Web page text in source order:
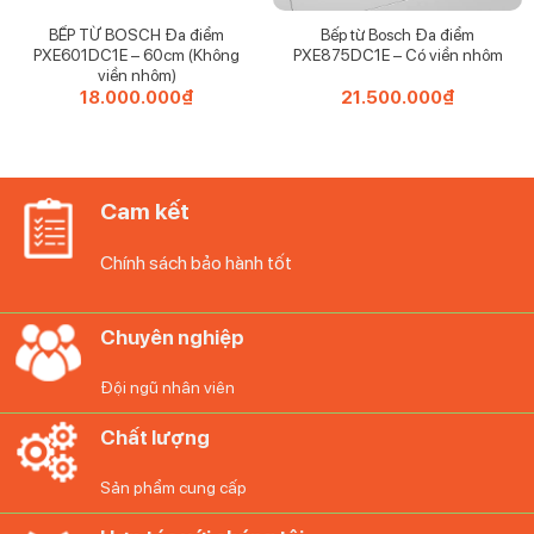
BẾP TỪ BOSCH Đa điểm
PXE601DC1E – 60cm (Không
viền nhôm)
18.000.000₫
Bếp từ Bosch Đa điểm
PXE875DC1E – Có viền nhôm
21.500.000₫
Cam kết
Chính sách bảo hành tốt
Chuyên nghiệp
Đội ngũ nhân viên
Chất lượng
Sản phẩm cung cấp